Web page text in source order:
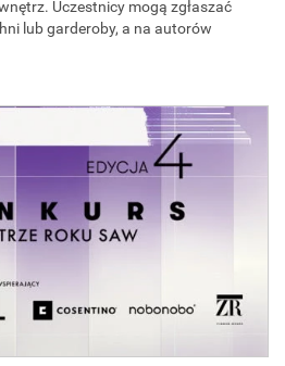
Uczestnicy mogą zgłaszać
lub garderoby, a na autorów